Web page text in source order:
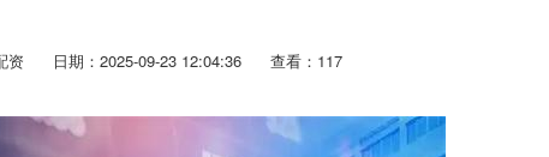
资 日期：2025-09-23 12:04:36 查看：117